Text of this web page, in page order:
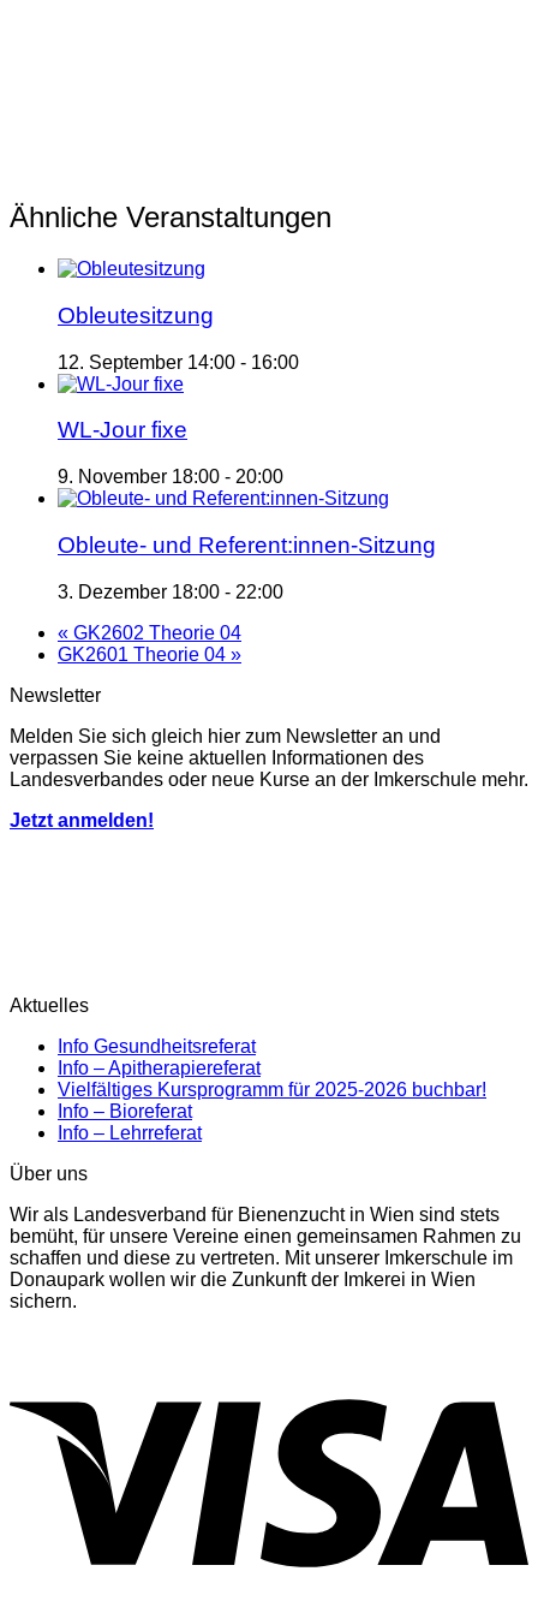
Ähnliche Veranstaltungen
Obleutesitzung
12. September 14:00 - 16:00
WL-Jour fixe
9. November 18:00 - 20:00
Obleute- und Referent:innen-Sitzung
3. Dezember 18:00 - 22:00
« GK2602 Theorie 04
GK2601 Theorie 04 »
Newsletter
Melden Sie sich gleich hier zum Newsletter an und
verpassen Sie keine aktuellen Informationen des
Landesverbandes oder neue Kurse an der Imkerschule mehr.
Jetzt anmelden!
Aktuelles
Info Gesundheitsreferat
Info – Apitherapiereferat
Vielfältiges Kursprogramm für 2025-2026 buchbar!
Info – Bioreferat
Info – Lehrreferat
Über uns
Wir als Landesverband für Bienenzucht in Wien sind stets
bemüht, für unsere Vereine einen gemeinsamen Rahmen zu
schaffen und diese zu vertreten. Mit unserer Imkerschule im
Donaupark wollen wir die Zunkunft der Imkerei in Wien
sichern.